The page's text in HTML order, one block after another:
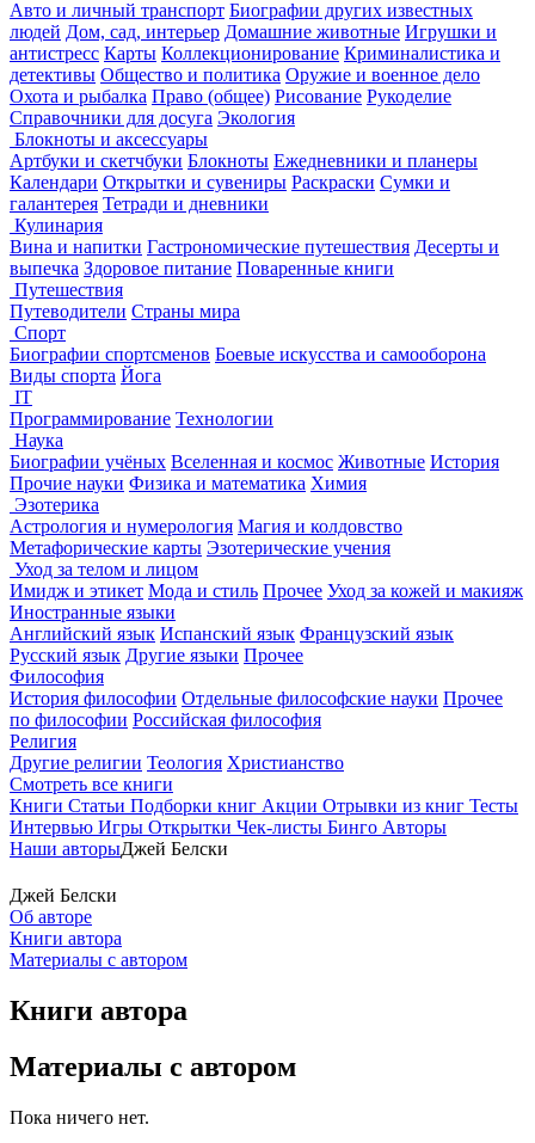
Авто и личный транспорт Биографии других известных
людей Дом, сад, интерьер Домашние животные Игрушки и
антистресс Карты Коллекционирование Криминалистика и
детективы Общество и политика Оружие и военное дело
Охота и рыбалка Право (общее) Рисование Рукоделие
Справочники для досуга Экология
Блокноты и аксессуары
Артбуки и скетчбуки Блокноты Ежедневники и планеры
Календари Открытки и сувениры Раскраски Сумки и
галантерея Тетради и дневники
Кулинария
Вина и напитки Гастрономические путешествия Десерты и
выпечка Здоровое питание Поваренные книги
Путешествия
Путеводители Страны мира
Спорт
Биографии спортсменов Боевые искусства и самооборона
Виды спорта Йога
IT
Программирование Технологии
Наука
Биографии учёных Вселенная и космос Животные История
Прочие науки Физика и математика Химия
Эзотерика
Астрология и нумерология Магия и колдовство
Метафорические карты Эзотерические учения
Уход за телом и лицом
Имидж и этикет Мода и стиль Прочее Уход за кожей и макияж
Иностранные языки
Английский язык Испанский язык Французский язык
Русский язык Другие языки Прочее
Философия
История философии Отдельные философские науки Прочее
по философии Российская философия
Религия
Другие религии Теология Христианство
Смотреть все книги
Книги Статьи Подборки книг Акции Отрывки из книг Тесты
Интервью Игры Открытки Чек-листы Бинго Авторы
Наши авторыДжей Белски
Джей Белски
Об авторе
Книги автора
Материалы с автором
Книги автора
Материалы с автором
Пока ничего нет.